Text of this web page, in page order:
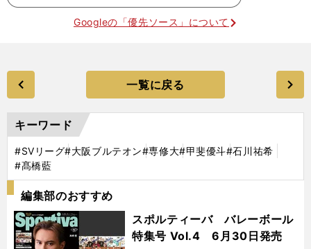
Googleの「優先ソース」について
一覧に戻る
キーワード
#SVリーグ#大阪ブルテオン#専修大#甲斐優斗#石川祐希
#髙橋藍
編集部のおすすめ
スポルティーバ バレーボール
特集号 Vol.4 6月30日発売